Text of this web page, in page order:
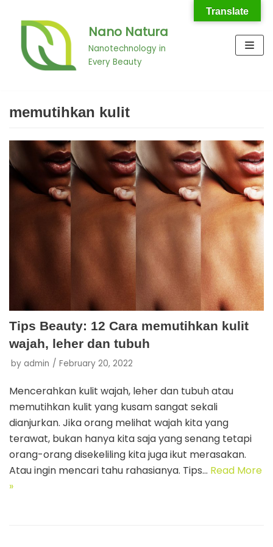
to
content
Nano Natura
Nanotechnology in
Every Beauty
memutihkan kulit
Tips Beauty: 12 Cara memutihkan kulit
wajah, leher dan tubuh
by admin February 20, 2022
Mencerahkan kulit wajah, leher dan tubuh atau
memutihkan kulit yang kusam sangat sekali
dianjurkan. Jika orang melihat wajah kita yang
terawat, bukan hanya kita saja yang senang tetapi
orang-orang disekeliling kita juga ikut merasakan.
Atau ingin mencari tahu rahasianya. Tips… Read More
»
Translate